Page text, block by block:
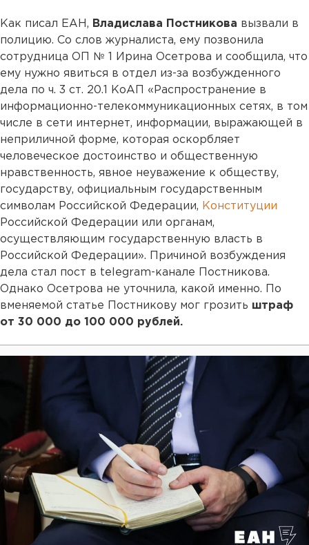
Как писал ЕАН, Владислава Постникова вызвали в
полицию. Со слов журналиста, ему позвонила
сотрудница ОП № 1 Ирина Осетрова и сообщила, что
ему нужно явиться в отдел из-за возбужденного
дела по ч. 3 ст. 20.1 КоАП «Распространение в
информационно-телекоммуникационных сетях, в том
числе в сети интернет, информации, выражающей в
неприличной форме, которая оскорбляет
человеческое достоинство и общественную
нравственность, явное неуважение к обществу,
государству, официальным государственным
символам Российской Федерации, Конституции
Российской Федерации или органам,
осуществляющим государственную власть в
Российской Федерации». Причиной возбуждения
дела стал пост в telegram-канале Постникова.
Однако Осетрова не уточнила, какой именно. По
вменяемой статье Постникову мог грозить штраф
от 30 000 до 100 000 рублей.